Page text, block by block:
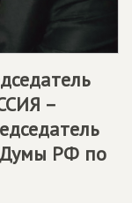
–
Думы РФ по